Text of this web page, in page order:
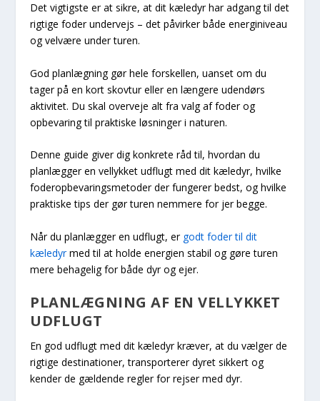
Det vigtigste er at sikre, at dit kæledyr har adgang til det
rigtige foder undervejs – det påvirker både energiniveau
og velvære under turen.
God planlægning gør hele forskellen, uanset om du
tager på en kort skovtur eller en længere udendørs
aktivitet. Du skal overveje alt fra valg af foder og
opbevaring til praktiske løsninger i naturen.
Denne guide giver dig konkrete råd til, hvordan du
planlægger en vellykket udflugt med dit kæledyr, hvilke
foderopbevaringsmetoder der fungerer bedst, og hvilke
praktiske tips der gør turen nemmere for jer begge.
Når du planlægger en udflugt, er godt foder til dit
kæledyrmed til at holde energien stabil og gøre turen
mere behagelig for både dyr og ejer.
PLANLÆGNING AF EN VELLYKKET
UDFLUGT
En god udflugt med dit kæledyr kræver, at du vælger de
rigtige destinationer, transporterer dyret sikkert og
kender de gældende regler for rejser med dyr.